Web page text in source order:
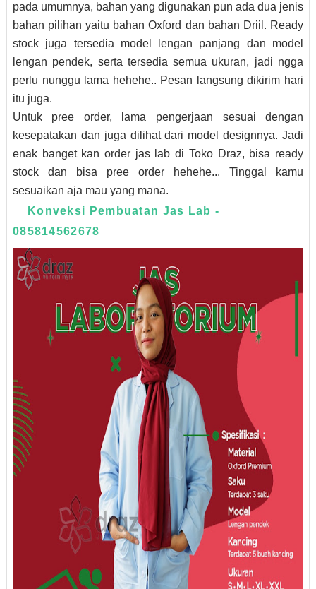
pada umumnya, bahan yang digunakan pun ada dua jenis
bahan pilihan yaitu bahan Oxford dan bahan Driil. Ready
stock juga tersedia model lengan panjang dan model
lengan pendek, serta tersedia semua ukuran, jadi ngga
perlu nunggu lama hehehe.. Pesan langsung dikirim hari
itu juga.
Untuk pree order, lama pengerjaan sesuai dengan
kesepatakan dan juga dilihat dari model designnya. Jadi
enak banget kan order jas lab di Toko Draz, bisa ready
stock dan bisa pree order hehehe... Tinggal kamu
sesuaikan aja mau yang mana.
Konveksi Pembuatan Jas Lab -
085814562678